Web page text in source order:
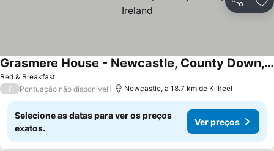
Partilhar
Bed & Breakfast
Grasmere House - Newcastle, County Down, Northern Ireland
/ Pontuação não disponível Newcastle, a 18.7 km de Kilkeel
Selecione as datas para ver os preços
exatos.
Ver preços